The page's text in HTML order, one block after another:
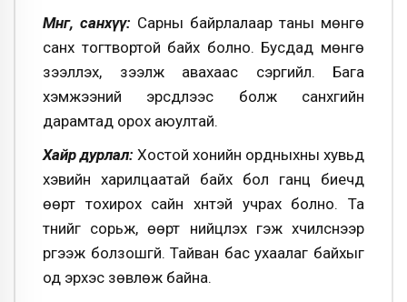
Мөнгө, санхүү: Сарны байрлалаар таны мөнгө
санхүү тогтвортой байх болно. Бусдад мөнгө
зээлүүлэх, зээлж авахаас сэргийл. Бага
хэмжээний эрсдлээс болж санхүүгийн
дарамтад орох аюултай.
Хайр дурлал: Хостой хонийн ордныхны хувьд
хэвийн харилцаатай байх бол ганц биечүүд
өөрт тохирох сайн хүнтэй учрах болно. Та
түүнийг сорьж, өөрт нийцүүлэх гэж хүчилснээр
үргээж болзошгүй. Тайван бас ухаалаг байхыг
од эрхэс зөвлөж байна.